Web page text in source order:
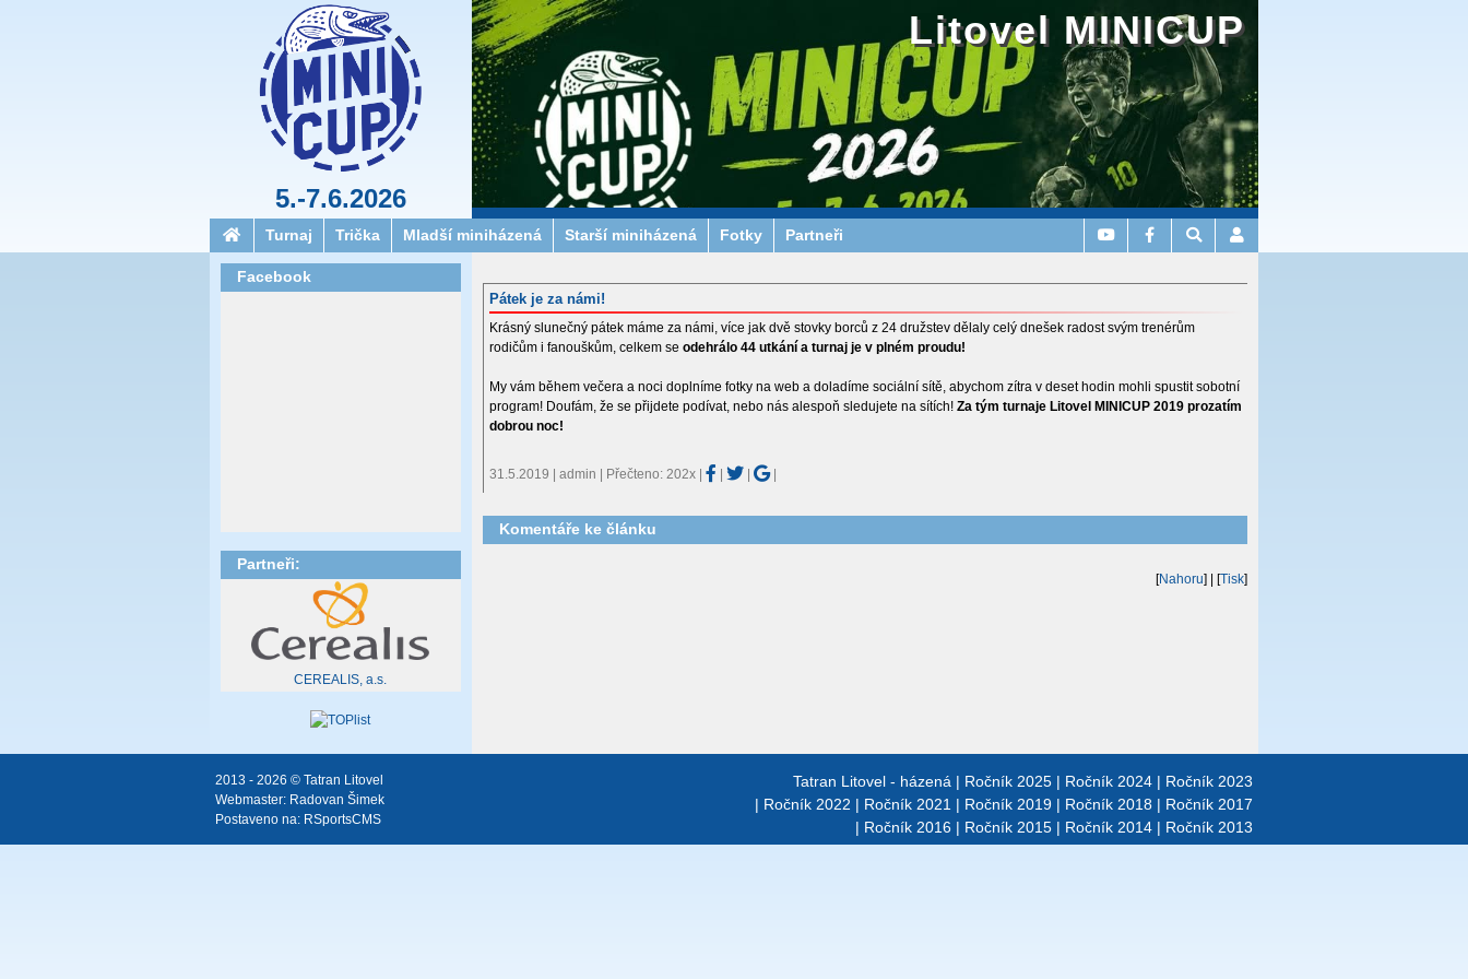
5.-7.6.2026
Litovel MINICUP
Turnaj Trička Mladší miniházená Starší miniházená Fotky Partneři
Pátek je za námi!
Krásný slunečný pátek máme za námi, více jak dvě stovky borců z 24 družstev dělaly celý dnešek radost svým trenérům
rodičům i fanouškům, celkem se odehrálo 44 utkání a turnaj je v plném proudu!
My vám během večera a noci doplníme fotky na web a doladíme sociální sítě, abychom zítra v deset hodin mohli spustit sobotní
program! Doufám, že se přijdete podívat, nebo nás alespoň sledujete na sítích! Za tým turnaje Litovel MINICUP 2019 prozatím
dobrou noc!
31.5.2019 | admin | Přečteno: 202x |
Komentáře ke článku
[Nahoru] | [Tisk]
Facebook
Partneři:
CEREALIS, a.s.
Tatran Litovel - házená | Ročník 2025 | Ročník 2024 | Ročník 2023
| Ročník 2022 | Ročník 2021 | Ročník 2019 | Ročník 2018 | Ročník 2017
| Ročník 2016 | Ročník 2015 | Ročník 2014 | Ročník 2013
2013 - 2026 © Tatran Litovel
Webmaster: Radovan Šimek
Postaveno na: RSportsCMS